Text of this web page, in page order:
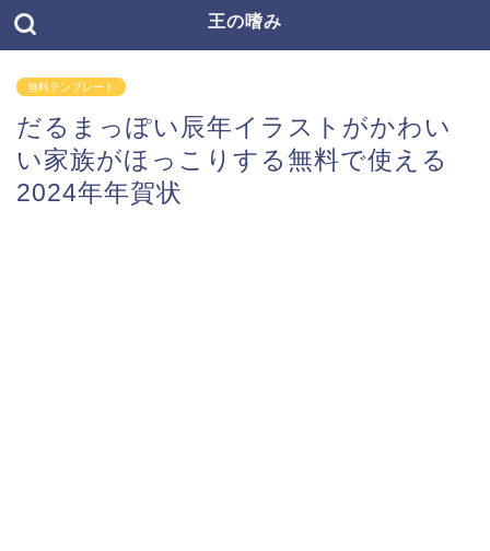
王の嗜み
無料テンプレート
だるまっぽい辰年イラストがかわい
い家族がほっこりする無料で使える
2024年年賀状